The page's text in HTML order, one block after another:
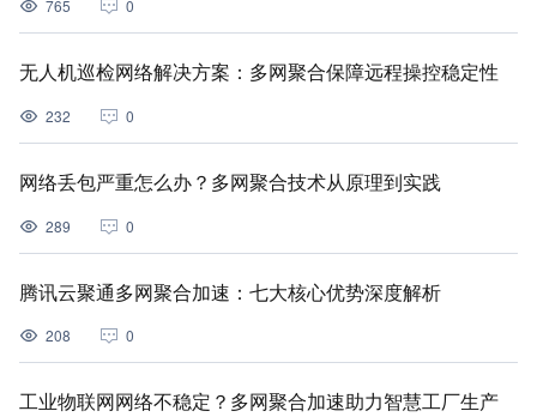
765 0
无人机巡检网络解决方案：多网聚合保障远程操控稳定性
232 0
网络丢包严重怎么办？多网聚合技术从原理到实践
289 0
腾讯云聚通多网聚合加速：七大核心优势深度解析
208 0
工业物联网网络不稳定？多网聚合加速助力智慧工厂生产